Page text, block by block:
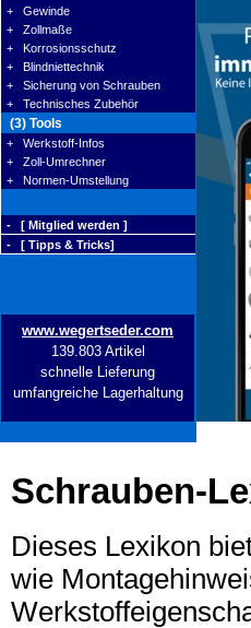
+ Gewinde
+ Zollmaße
+ Korrosionsschutz
+ Blindniettechnik
+ Sicherung von Schrauben
+ Technisches Zubehör
(3) Tools
+ Werkstoff-Infos
+ Zoll-Umrechner
+ Normen-Umstellung
- [ Mitglied werden ]
- [ Tipps & Tricks]
www.wegertseder.com
139.803 Artikel
schnelle Lieferung
umfangreiche Lagerhaltung
Schrauben-
Dieses Lexikon
wie